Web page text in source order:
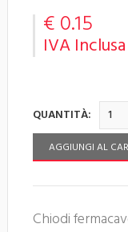
€ 0.15
IVA Inclusa
QUANTITÀ:
AGGIUNGI AL
Chiodi